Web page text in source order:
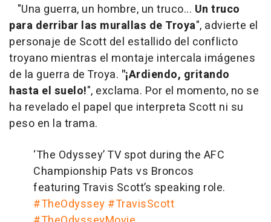
"Una guerra, un hombre, un truco... Un truco
para derribar las murallas de Troya", advierte el
personaje de Scott del estallido del conflicto
troyano mientras el montaje intercala imágenes
de la guerra de Troya. "¡Ardiendo, gritando
hasta el suelo!", exclama. Por el momento, no se
ha revelado el papel que interpreta Scott ni su
peso en la trama.
‘The Odyssey’ TV spot during the AFC
Championship Pats vs Broncos
featuring Travis Scott’s speaking role.
#TheOdyssey #TravisScott